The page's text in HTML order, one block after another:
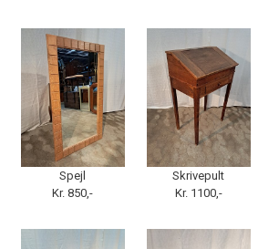
Spejl
Kr. 850,-
Skrivepult
Kr. 1100,-